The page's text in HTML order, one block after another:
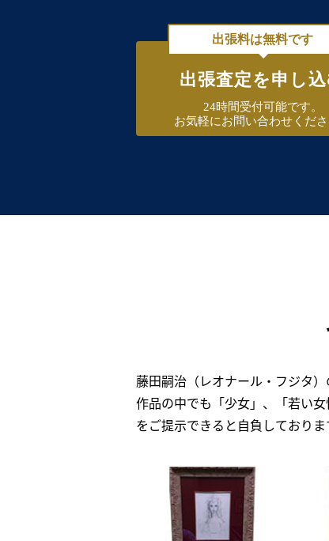
出張料は無料です
出張査定を申し
24時間受付可能です。
お気軽にお問い合わせくださ
藤田嗣治（レオナール・フジタ
作品の中でも「少女」、「若い
をご提示できると自負しておりま